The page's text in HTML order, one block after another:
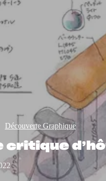
Découverte Graphique
critique